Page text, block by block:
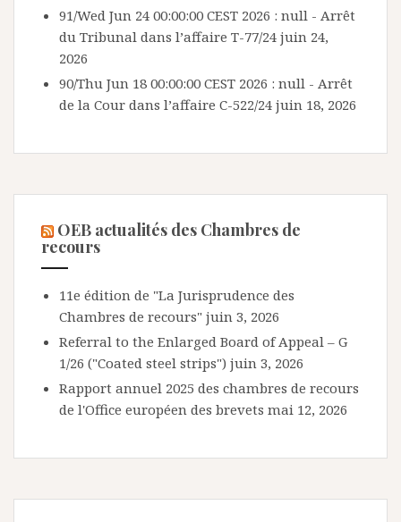
91/Wed Jun 24 00:00:00 CEST 2026 : null - Arrêt
du Tribunal dans l’affaire T-77/24 juin 24,
2026
90/Thu Jun 18 00:00:00 CEST 2026 : null - Arrêt
de la Cour dans l’affaire C-522/24 juin 18, 2026
OEB actualités des Chambres de
recours
11e édition de "La Jurisprudence des
Chambres de recours" juin 3, 2026
Referral to the Enlarged Board of Appeal – G
1/26 ("Coated steel strips") juin 3, 2026
Rapport annuel 2025 des chambres de recours
de l'Office européen des brevets mai 12, 2026